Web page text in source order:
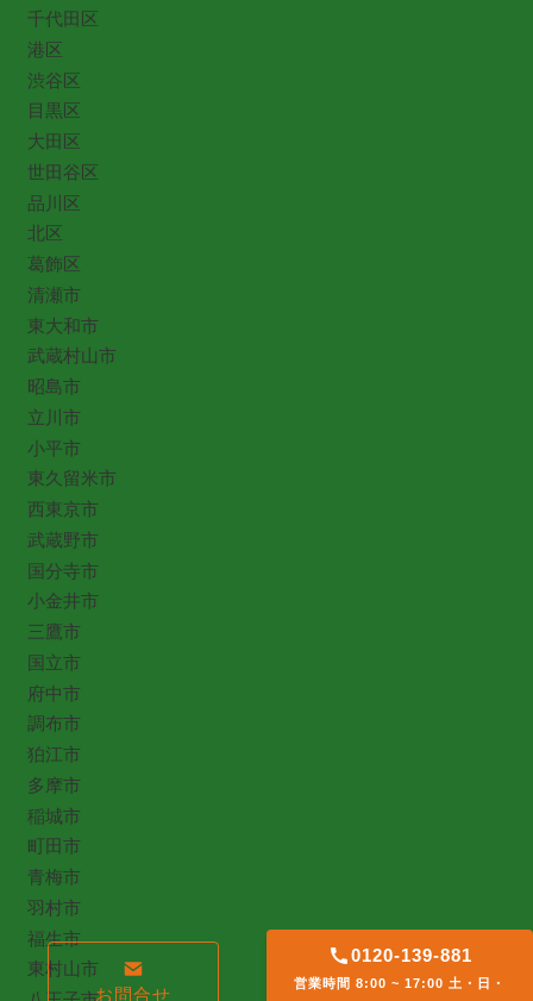
千代田区
港区
渋谷区
目黒区
大田区
世田谷区
品川区
北区
葛飾区
清瀬市
東大和市
武蔵村山市
昭島市
立川市
小平市
東久留米市
西東京市
武蔵野市
国分寺市
小金井市
三鷹市
国立市
府中市
調布市
狛江市
多摩市
稲城市
町田市
青梅市
羽村市
福生市
東村山市
お問合せ
0120-139-881
営業時間 8:00 ~ 17:00 土・日・